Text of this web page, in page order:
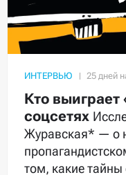
ИНТЕРВЬЮ
Кто выиграет
соцсетях
Журавская* — о
том, какие тайны